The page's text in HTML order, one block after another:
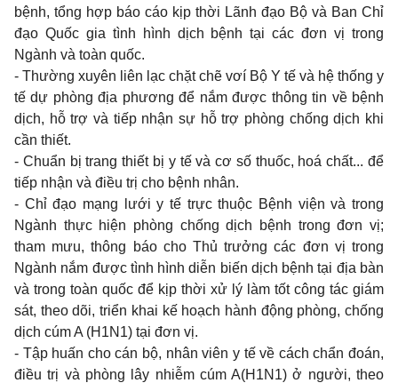
bệnh, tổng hợp báo cáo kịp thời Lãnh đạo Bộ và Ban Chỉ
đạo Quốc gia tình hình dịch bệnh tại các đơn vị trong
Ngành và toàn quốc.
- Thường xuyên liên lạc chặt chẽ vơí Bộ Y tế và hệ thống y
tế dự phòng địa phương để nắm được thông tin về bệnh
dịch, hỗ trợ và tiếp nhận sự hỗ trợ phòng chống dịch khi
cần thiết.
- Chuẩn bị trang thiết bị y tế và cơ số thuốc, hoá chất... để
tiếp nhận và điều trị cho bệnh nhân.
- Chỉ đạo mạng lưới y tế trực thuộc Bệnh viện và trong
Ngành thực hiện phòng chống dịch bệnh trong đơn vị;
tham mưu, thông báo cho Thủ trưởng các đơn vị trong
Ngành nắm được tình hình diễn biến dịch bệnh tại địa bàn
và trong toàn quốc để kịp thời xử lý làm tốt công tác giám
sát, theo dõi, triển khai kế hoạch hành động phòng, chống
dịch cúm A (H1N1) tại đơn vị.
- Tập huấn cho cán bộ, nhân viên y tế về cách chẩn đoán,
điều trị và phòng lây nhiễm cúm A(H1N1) ở người, theo